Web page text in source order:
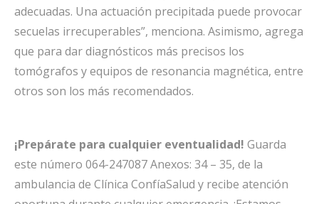
adecuadas. Una actuación precipitada puede provocar
secuelas irrecuperables”, menciona. Asimismo, agrega
que para dar diagnósticos más precisos los
tomógrafos y equipos de resonancia magnética, entre
otros son los más recomendados.
¡Prepárate para cualquier eventualidad! Guarda
este número 064-247087 Anexos: 34 – 35, de la
ambulancia de Clínica ConfíaSalud y recibe atención